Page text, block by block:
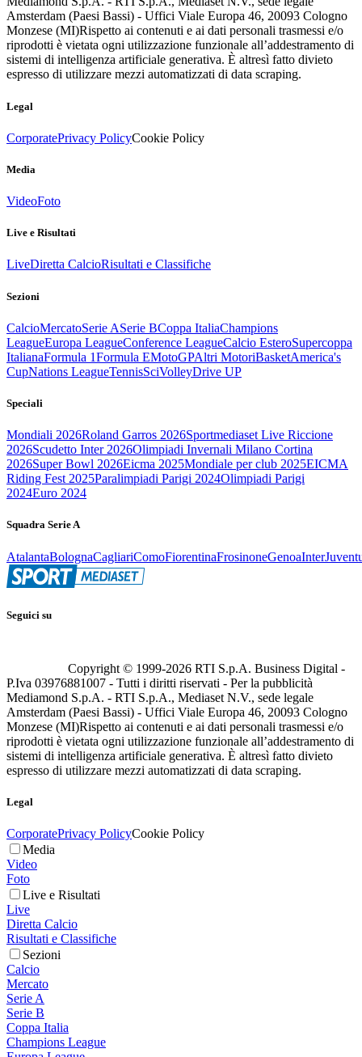
Amsterdam (Paesi Bassi) - Uffici Viale Europa 46, 20093 Cologno
Monzese (MI)Rispetto ai contenuti e ai dati personali trasmessi e/o
riprodotti è vietata ogni utilizzazione funzionale all’addestramento di
sistemi di intelligenza artificiale generativa. È altresì fatto divieto
espresso di utilizzare mezzi automatizzati di data scraping.
Legal
CorporatePrivacy PolicyCookie Policy
Media
VideoFoto
Live e Risultati
LiveDiretta CalcioRisultati e Classifiche
Sezioni
CalcioMercatoSerie ASerie BCoppa ItaliaChampions
LeagueEuropa LeagueConference LeagueCalcio EsteroSupercoppa
ItalianaFormula 1Formula EMotoGPAltri MotoriBasketAmerica's
CupNations LeagueTennisSciVolleyDrive UP
Speciali
Mondiali 2026Roland Garros 2026Sportmediaset Live Riccione
2026Scudetto Inter 2026Olimpiadi Invernali Milano Cortina
2026Super Bowl 2026Eicma 2025Mondiale per club 2025EICMA
Riding Fest 2025Paralimpiadi Parigi 2024Olimpiadi Parigi
2024Euro 2024
Squadra Serie A
AtalantaBolognaCagliariComoFiorentinaFrosinoneGenoaInter
Seguici su
Copyright © 1999-2026 RTI S.p.A. Business Digital -
P.Iva 03976881007 - Tutti i diritti riservati - Per la pubblicità
Mediamond S.p.A. - RTI S.p.A., Mediaset N.V., sede legale
Amsterdam (Paesi Bassi) - Uffici Viale Europa 46, 20093 Cologno
Monzese (MI)Rispetto ai contenuti e ai dati personali trasmessi e/o
riprodotti è vietata ogni utilizzazione funzionale all’addestramento di
sistemi di intelligenza artificiale generativa. È altresì fatto divieto
espresso di utilizzare mezzi automatizzati di data scraping.
Legal
CorporatePrivacy PolicyCookie Policy
Media
Video
Foto
Live e Risultati
Live
Diretta Calcio
Risultati e Classifiche
Sezioni
Calcio
Mercato
Serie A
Serie B
Coppa Italia
Champions League